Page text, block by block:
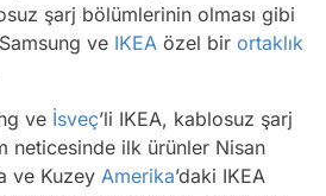
şarj bölümlerinin olması gibi
ve IKEA özel bir ortaklık
ve İsveç’li IKEA, kablosuz şarj
neticesinde ilk ürünler Nisan
ve Kuzey Amerika’daki IKEA